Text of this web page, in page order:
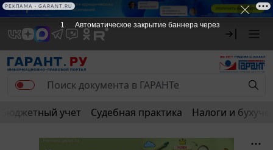
Бюджетный учет Судебная практика Налоги и
1 Автоматическое закрытие баннера через
РЕКЛАМА • GARANT.RU